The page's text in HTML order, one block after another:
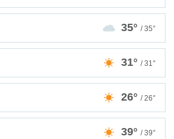
35° / 35°
31° / 31°
26° / 26°
39° / 39°